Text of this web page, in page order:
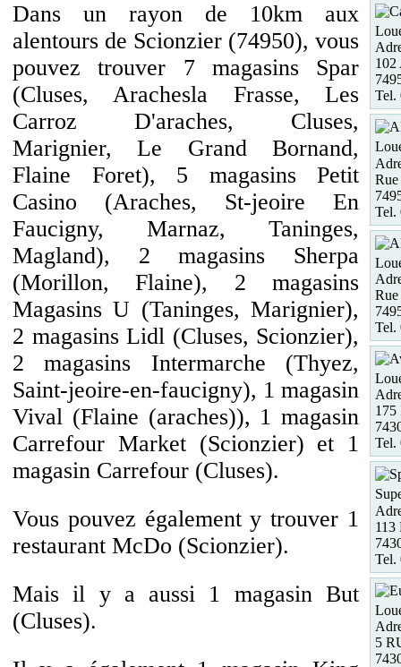
Dans un rayon de 10km aux
alentours de Scionzier (74950), vous
pouvez trouver 7 magasins Spar
(Cluses, Arachesla Frasse, Les
Carroz D'araches, Cluses,
Marignier, Le Grand Bornand,
Flaine Foret), 5 magasins Petit
Casino (Araches, St-jeoire En
Faucigny, Marnaz, Taninges,
Magland), 2 magasins Sherpa
(Morillon, Flaine), 2 magasins
Magasins U (Taninges, Marignier),
2 magasins Lidl (Cluses, Scionzier),
2 magasins Intermarche (Thyez,
Saint-jeoire-en-faucigny), 1 magasin
Vival (Flaine (araches)), 1 magasin
Carrefour Market (Scionzier) et 1
magasin Carrefour (Cluses).
Vous pouvez également y trouver 1
restaurant McDo (Scionzier).
Mais il y a aussi 1 magasin But
(Cluses).
102
Tel.
Tel.
Tel.
175
Tel.
113
Tel.
5